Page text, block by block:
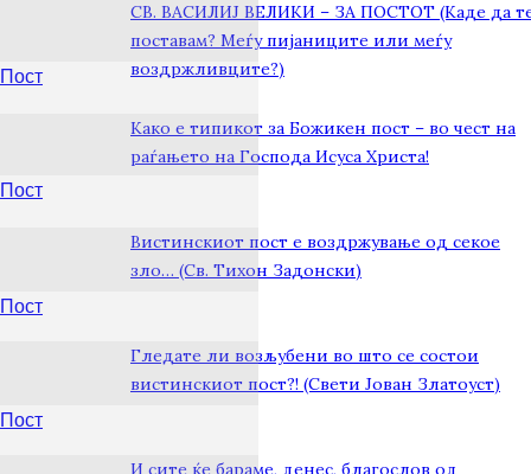
Пост
Пост
СВ. ВАСИЛИЈ ВЕЛИКИ – ЗА ПОСТОТ (Каде да
поставам? Меѓу пијаниците или меѓу
воздржливците?)
Пост
Како е типикот за Божикен пост – во чест на
раѓањето на Господа Исуса Христа!
Пост
Вистинскиот пост е воздржување од секое
зло… (Св. Тихон Задонски)
Гледате ли возљубени во што се состои
вистинскиот пост?! (Свети Јован Златоуст)